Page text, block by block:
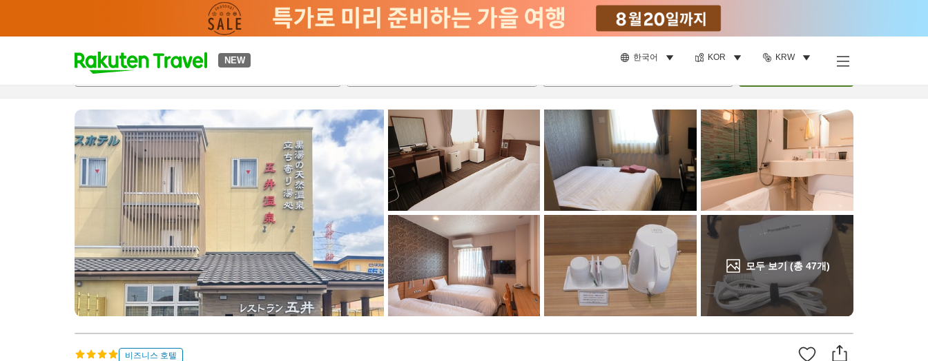
NEW 한국어 KOR KRW
t
p
a
g
e
_
모두 보기 (총 47개)
개요객실 & 숙박 상품이용 후기 편의 시설/서비스
비즈니스 호텔